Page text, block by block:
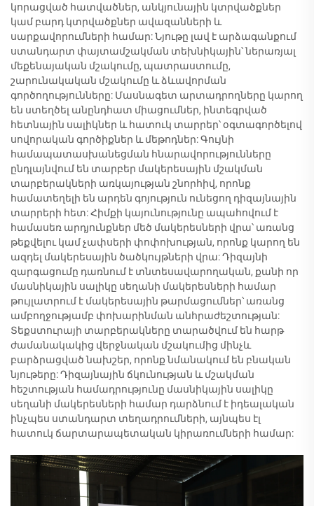
կորացված հատվածներ, անկյունային կտրվածքներ
կամ բարդ կտրվածքներ ավազանների և
սարքավորումների համար: Նյութը լավ է արձագանքում
ստանդարտ փայտամշակման տեխնիկային՝ ներառյալ
մեքենայական մշակումը, պատրաստումը,
շարունակական մշակումը և ձևավորման
գործողությունները: Մասնագետ արտադրողները կարող
են ստեղծել անընդհատ միացումներ, ինտեգրված
հետնային սալիկներ և հատուկ տարրեր՝ օգտագործելով
սովորական գործիքներ և մեթոդներ: Գույնի
համապատասխանեցման հնարավորությունները
ընդլայնվում են տարբեր մակերեսային մշակման
տարբերակների առկայության շնորհիվ, որոնք
համատեղելի են արդեն գոյություն ունեցող դիզայնային
տարրերի հետ: Հիմքի կայունությունը ապահովում է
համասեռ արդյունքներ մեծ մակերեսների վրա՝ առանց
թեքվելու կամ չափսերի փոփոխության, որոնք կարող են
ազդել մակերեսային ծածկույթների վրա: Դիզայնի
զարգացումը դառնում է տնտեսավարողական, քանի որ
մասնիկային սալիկը սեղանի մակերեսների համար
թույլատրում է մակերեսային թարմացումներ՝ առանց
ամբողջությամբ փոխարինման անհրաժեշտության:
Տեքստուրայի տարբերակները տարածվում են հարթ
ժամանակակից վերջնական մշակումից մինչև
բարձրացված նախշեր, որոնք նմանակում են բնական
նյութերը: Դիզայնային ճկունության և մշակման
հեշտության համադրությունը մասնիկային սալիկը
սեղանի մակերեսների համար դարձնում է իդեալական
ինչպես ստանդարտ տեղադրումների, այնպես էլ
հատուկ ճարտարապետական կիրառումների համար: